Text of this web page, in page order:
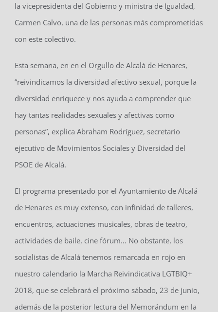
la vicepresidenta del Gobierno y ministra de Igualdad,
Carmen Calvo, una de las personas más comprometidas
con este colectivo.
Esta semana, en en el Orgullo de Alcalá de Henares,
“reivindicamos la diversidad afectivo sexual, porque la
diversidad enriquece y nos ayuda a comprender que
hay tantas realidades sexuales y afectivas como
personas”, explica Abraham Rodríguez, secretario
ejecutivo de Movimientos Sociales y Diversidad del
PSOE de Alcalá.
El programa presentado por el Ayuntamiento de Alcalá
de Henares es muy extenso, con infinidad de talleres,
encuentros, actuaciones musicales, obras de teatro,
actividades de baile, cine fórum… No obstante, los
socialistas de Alcalá tenemos remarcada en rojo en
nuestro calendario la Marcha Reivindicativa LGTBIQ+
2018, que se celebrará el próximo sábado, 23 de junio,
además de la posterior lectura del Memorándum en la